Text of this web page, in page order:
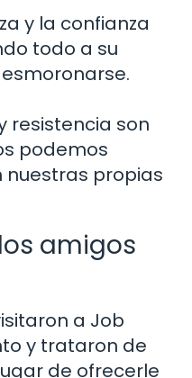
y la confianza
todo a su
resistencia son
podemos
propias
amigos
a Job
y trataron de
de ofrecerle